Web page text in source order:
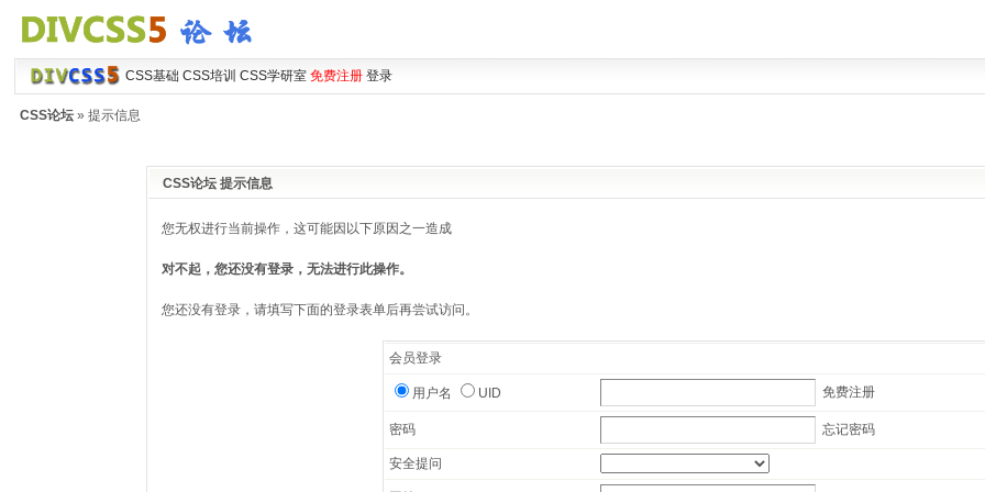
CSS基础 CSS培训 CSS学研室 免费注册 登录
CSS论坛 » 提示信息
CSS论坛 提示信息
您无权进行当前操作，这可能因以下原因之一造成
对不起，您还没有登录，无法进行此操作。
您还没有登录，请填写下面的登录表单后再尝试访问。
会员登录
用户名 UID 免费注册
密码 忘记密码
安全提问